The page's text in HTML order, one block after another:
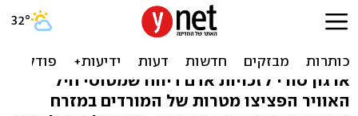
"לראשונה - מטוסי אסד
הפציצו בדמשק"
ארגון סורי לזכויות אדם דיווח שמטוסי חיל
האוויר הפציצו מטרות של המורדים במזרח